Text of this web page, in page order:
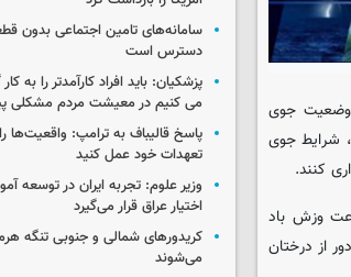
وضعیت جوی
شرایط جوی
کنند.
۲۶ خرداد)، افزایش سرعت وزش باد
از درختان
سامانه‌های تامین اجتماعی بدون
دسترس است
پزشکیان: باید افراد کارآمدتر را به
می کنیم در معیشت مردم مشکلی
پاسخ قالیباف به ترامپ: واقعیت‌ها
تعهدات خود عمل کنید
وزیر علوم: تجربه ایران در توسعه
اختیار عراق قرار می‌گیرد
کریدورهای شمالی و جنوبی تنگه
می‌شوند